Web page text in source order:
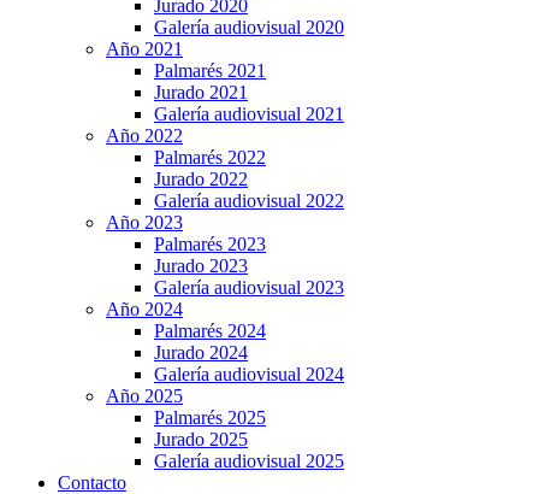
Jurado 2020
Galería audiovisual 2020
Año 2021
Palmarés 2021
Jurado 2021
Galería audiovisual 2021
Año 2022
Palmarés 2022
Jurado 2022
Galería audiovisual 2022
Año 2023
Palmarés 2023
Jurado 2023
Galería audiovisual 2023
Año 2024
Palmarés 2024
Jurado 2024
Galería audiovisual 2024
Año 2025
Palmarés 2025
Jurado 2025
Galería audiovisual 2025
Contacto